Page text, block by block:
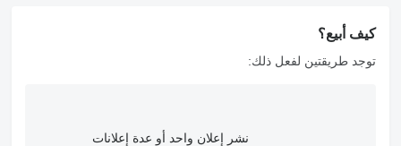
كيف أبيع؟
توجد طريقتين لفعل ذلك:
نشر إعلان واحد أو عدة إعلانات